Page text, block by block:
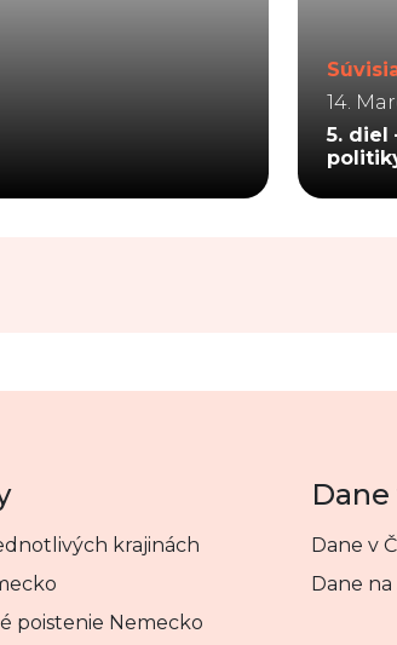
14.
5. diel
krajinách
poistenie Nemecko
Dane v
Dane